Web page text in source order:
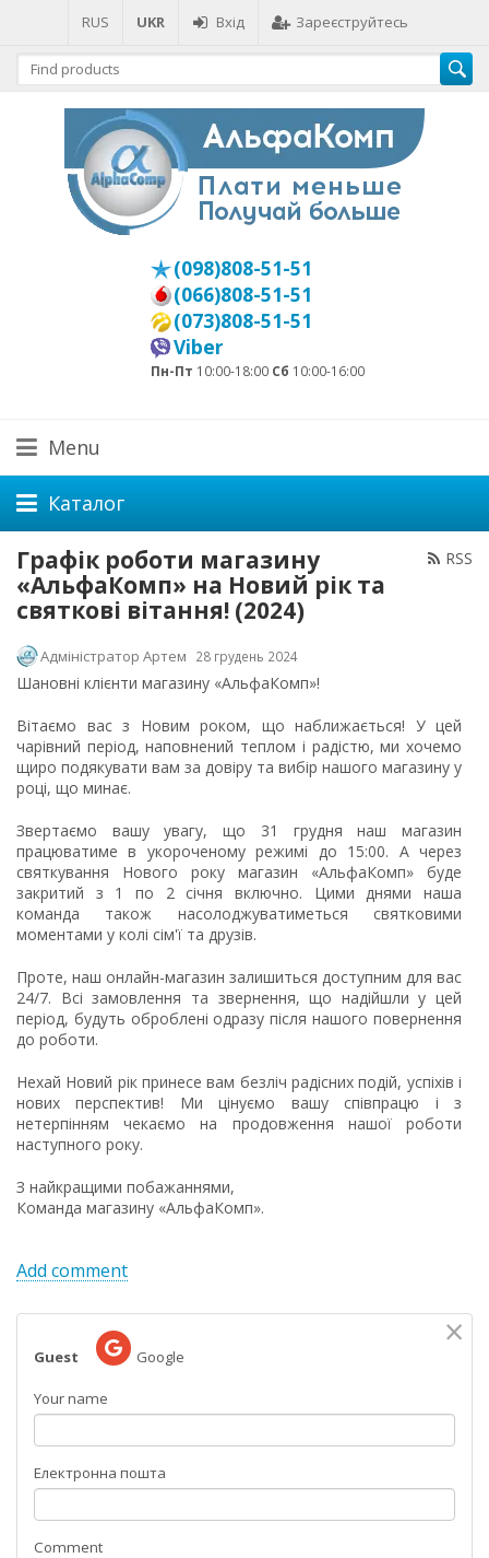
RUS UKR Вхід Зареєструйтесь
(098)808-51-51
(066)808-51-51
(073)808-51-51
Viber
Пн-Пт 10:00-18:00 Сб 10:00-16:00
Menu
Каталог
RSS
Графік роботи магазину
«АльфаКомп» на Новий рік та
святкові вітання! (2024)
Адміністратор Артем 28 грудень 2024
Шановні клієнти магазину «АльфаКомп»!
Вітаємо вас з Новим роком, що наближається! У цей
чарівний період, наповнений теплом і радістю, ми хочемо
щиро подякувати вам за довіру та вибір нашого магазину у
році, що минає.
Звертаємо вашу увагу, що 31 грудня наш магазин
працюватиме в укороченому режимі до 15:00. А через
святкування Нового року магазин «АльфаКомп» буде
закритий з 1 по 2 січня включно. Цими днями наша
команда також насолоджуватиметься святковими
моментами у колі сім'ї та друзів.
Проте, наш онлайн-магазин залишиться доступним для вас
24/7. Всі замовлення та звернення, що надійшли у цей
період, будуть оброблені одразу після нашого повернення
до роботи.
Нехай Новий рік принесе вам безліч радісних подій, успіхів і
нових перспектив! Ми цінуємо вашу співпрацю і з
нетерпінням чекаємо на продовження нашої роботи
наступного року.
З найкращими побажаннями,
Команда магазину «АльфаКомп».
Add comment
×
Guest Google
Your name
Електронна пошта
Comment